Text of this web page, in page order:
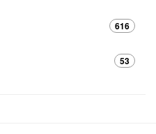
616
53